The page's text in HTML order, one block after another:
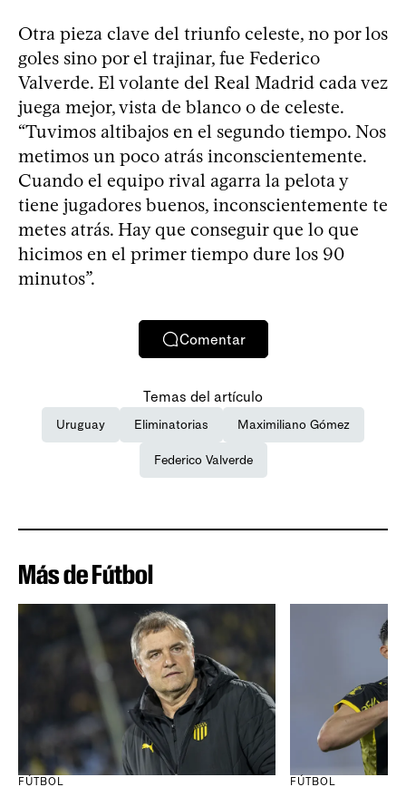
Otra pieza clave del triunfo celeste, no por los
goles sino por el trajinar, fue Federico
Valverde. El volante del Real Madrid cada vez
juega mejor, vista de blanco o de celeste.
“Tuvimos altibajos en el segundo tiempo. Nos
metimos un poco atrás inconscientemente.
Cuando el equipo rival agarra la pelota y
tiene jugadores buenos, inconscientemente te
metes atrás. Hay que conseguir que lo que
hicimos en el primer tiempo dure los 90
minutos”.
Comentar
Temas del artículo
Uruguay Eliminatorias Maximiliano Gómez
Federico Valverde
Más de Fútbol
FÚTBOL FÚTBOL